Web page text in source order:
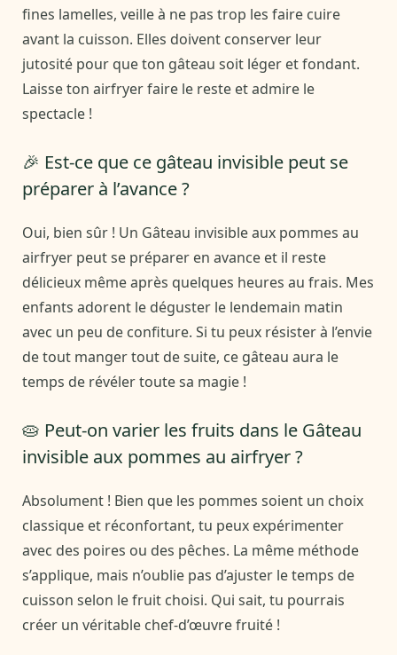
fines lamelles, veille à ne pas trop les faire cuire
avant la cuisson. Elles doivent conserver leur
jutosité pour que ton gâteau soit léger et fondant.
Laisse ton airfryer faire le reste et admire le
spectacle !
🎉 Est-ce que ce gâteau invisible peut se
préparer à l’avance ?
Oui, bien sûr ! Un Gâteau invisible aux pommes au
airfryer peut se préparer en avance et il reste
délicieux même après quelques heures au frais. Mes
enfants adorent le déguster le lendemain matin
avec un peu de confiture. Si tu peux résister à l’envie
de tout manger tout de suite, ce gâteau aura le
temps de révéler toute sa magie !
🥧 Peut-on varier les fruits dans le Gâteau
invisible aux pommes au airfryer ?
Absolument ! Bien que les pommes soient un choix
classique et réconfortant, tu peux expérimenter
avec des poires ou des pêches. La même méthode
s’applique, mais n’oublie pas d’ajuster le temps de
cuisson selon le fruit choisi. Qui sait, tu pourrais
créer un véritable chef-d’œuvre fruité !